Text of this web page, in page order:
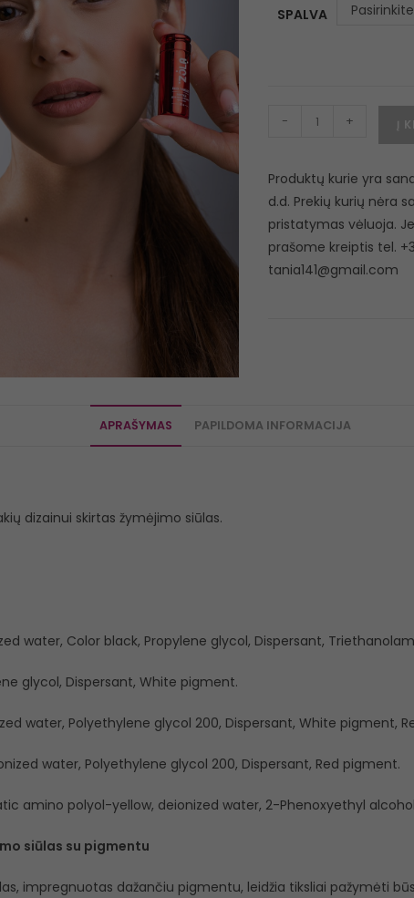
SPALVA
- + Į
Produktų kurie yra
d.d. Prekių kurių nėra
pristatymas vėluoja.
prašome kreiptis tel.
tania141@gmail.com
APRAŠYMAS PAPILDOMA INFORMACIJA
dizainui skirtas žymėjimo siūlas.
water, Color black, Propylene glycol, Dispersant,
glycol, Dispersant, White pigment.
water, Polyethylene glycol 200, Dispersant, White pigment,
water, Polyethylene glycol 200, Dispersant, Red pigment.
amino polyol-yellow, deionized water, 2-Phenoxyethyl
siūlas su pigmentu
impregnuotas dažančiu pigmentu, leidžia tiksliai pažymėti